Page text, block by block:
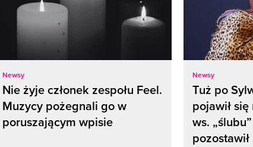
Newsy
Nie żyje członek zespołu Feel.
Muzycy pożegnali go w
poruszającym wpisie
Newsy
Tuż po
pojawił
ws.
pozostawił